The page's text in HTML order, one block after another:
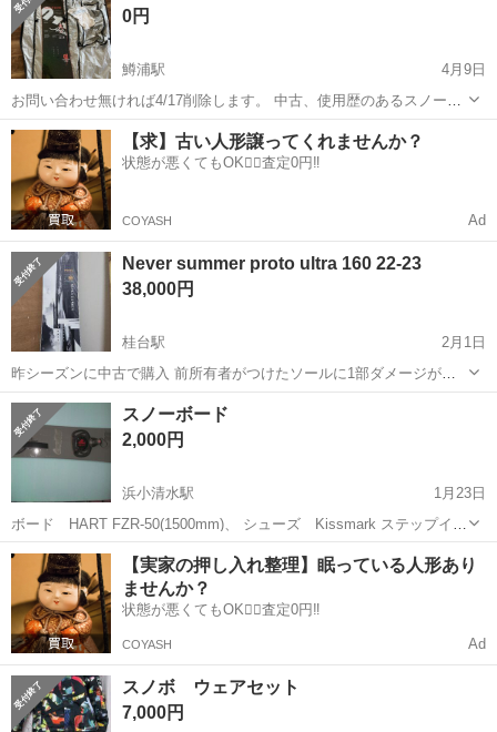
0円
鱒浦駅
4月9日
お問い合わせ無ければ4/17削除します。 中古、使用歴のあるスノーボ
ードです。 キズや汚れありますが、通常通り使用出来ます。 長年使用
していたので傷は多いです。ご理解いただける方にお譲りします。 板
は柔めでキッカーよりグラ...
北海道 網走市 鱒浦駅 スノーボード 個人
【求】古い人形譲ってくれませんか？
状態が悪くてもOK🙆‍♀️査定0円‼️
COYASH Ad
Never summer proto ultra 160 22-23
38,000円
桂台駅
2月1日
昨シーズンに中古で購入 前所有者がつけたソールに1部ダメージがあ
り、毎回waxで埋まってますが自分は気にならなかったです エッジも
少し使ってからチューンした方がいいかと思います(接雪点が減りぎみ)
あとは反射させるとバイン跡...
北海道 網走市 桂台駅 スノーボード
スノーボード
2,000円
浜小清水駅
1月23日
ボード HART FZR-50(1500mm)、 シューズ Kissmark ステップイン
ブーツ(EASY CLICK SYSTEM)26.0cm ステップインビンディング
NR、NCでお願いします。
北海道 網走市 浜小清水駅 スノーボード Kissmark
【実家の押し入れ整理】眠っている人形あり
ませんか？
状態が悪くてもOK🙆‍♀️査定0円‼️
COYASH Ad
スノボ ウェアセット
7,000円